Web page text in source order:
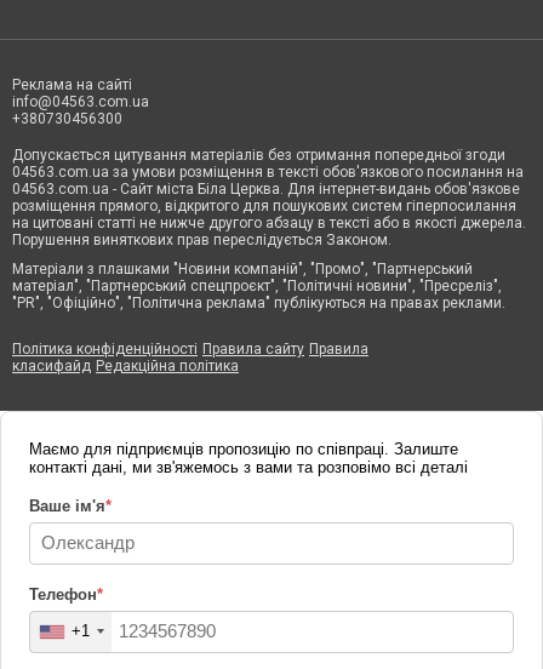
Реклама на сайті
info@04563.com.ua
+380730456300
Допускається цитування матеріалів без отримання попередньої згоди
04563.com.ua за умови розміщення в тексті обов'язкового посилання на
04563.com.ua - Сайт міста Біла Церква. Для інтернет-видань обов'язкове
розміщення прямого, відкритого для пошукових систем гіперпосилання
на цитовані статті не нижче другого абзацу в тексті або в якості джерела.
Порушення виняткових прав переслідується Законом.
Матеріали з плашками "Новини компаній", "Промо", "Партнерський
матеріал", "Партнерський спецпроєкт", "Політичні новини", "Пресреліз",
"PR", "Офіційно", "Політична реклама" публікуються на правах реклами.
Політика конфіденційності Правила сайту Правила
класифайд Редакційна політика
Маємо для підприємців пропозицію по співпраці. Залиште
контакті дані, ми зв'яжемось з вами та розповімо всі деталі
Ваше ім'я*
Телефон*
+1